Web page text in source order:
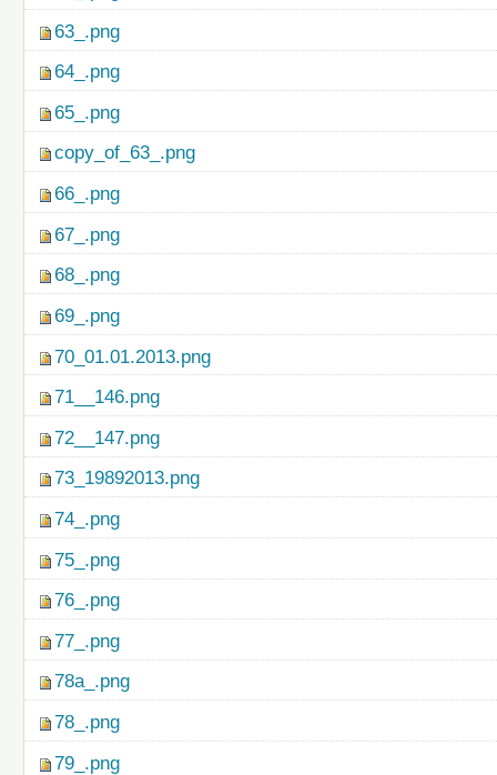
63_.png
64_.png
65_.png
copy_of_63_.png
66_.png
67_.png
68_.png
69_.png
70_01.01.2013.png
71__146.png
72__147.png
73_19892013.png
74_.png
75_.png
76_.png
77_.png
78a_.png
78_.png
79_.png